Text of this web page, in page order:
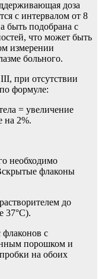
доза
с интервалом от 8
быть подобрана с
что может быть
измерении
больного.
при отсутствии
формуле:
= увеличение
на 2%.
необходимо
флаконы
до
37°С).
с
порошком и
на обоих